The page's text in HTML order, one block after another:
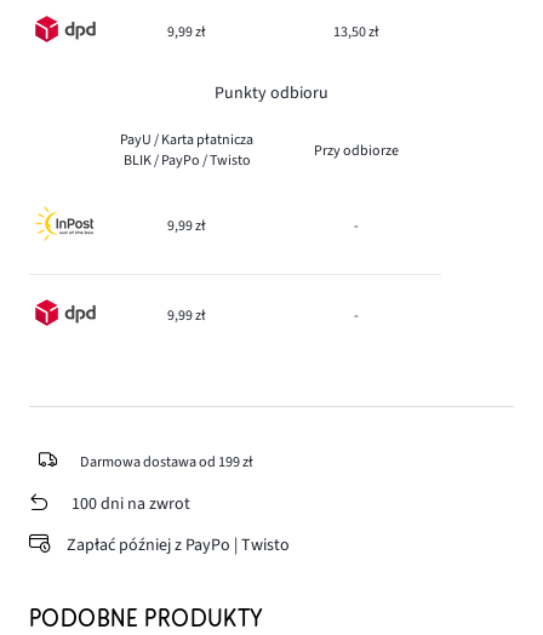
9,99 zł 13,50 zł
Punkty odbioru
PayU / Karta płatnicza
BLIK / PayPo / Twisto
Przy odbiorze
9,99 zł -
9,99 zł -
Darmowa dostawa od 199 zł
100 dni na zwrot
Zapłać później z PayPo | Twisto
PODOBNE PRODUKTY